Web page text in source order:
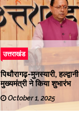
उत्तराखंड
पिथौरागढ़-मुनस्यारी,
मुख्यमंत्री ने किया शुभारंभ
October 1, 2025